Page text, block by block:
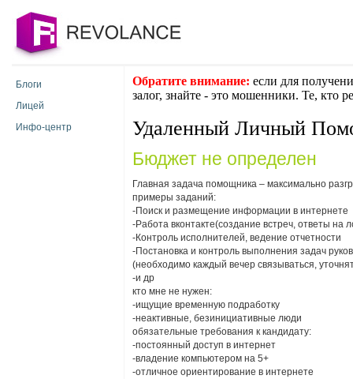
Блоги
Лицей
Инфо-центр
Обратите внимание: если для
залог, знайте - это мошенники. Те, кто
Удаленный Личный
Бюджет не определен
Главная задача помощника – максимально
примеры заданий:
-Поиск и размещение информации в интернете
-Работа вконтакте(создание встреч, ответы на
-Контроль исполнителей, ведение отчетности
-Постановка и контроль выполнения задач
(необходимо каждый вечер связываться,
-и др
кто мне не нужен:
-ищущие временную подработку
-неактивные, безинициативные люди
обязательные требования к кандидату:
-постоянный доступ в интернет
-владение компьютером на 5+
-отличное ориентирование в интернете